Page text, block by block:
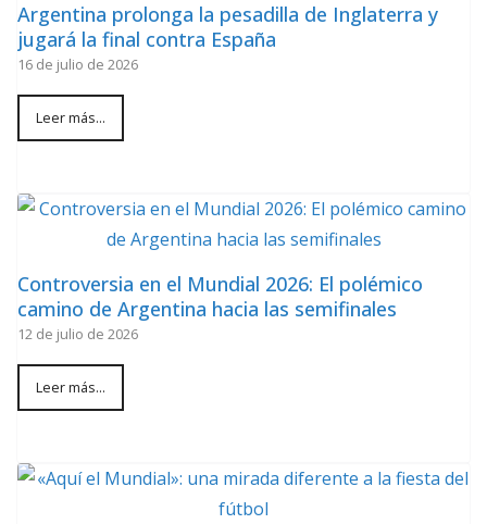
Argentina prolonga la pesadilla de Inglaterra y
jugará la final contra España
16 de julio de 2026
Leer más...
Controversia en el Mundial 2026: El polémico
camino de Argentina hacia las semifinales
12 de julio de 2026
Leer más...